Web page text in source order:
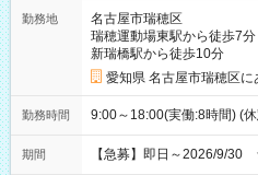
勤務地
名古屋市瑞穂区
瑞穂運動場東駅から徒歩7分
新瑞橋駅から徒歩10分
愛知県 名古屋市瑞穂区に
勤務時間 9:00～18:00(実働:8時間) (
期間 【急募】即日～2026/9/30